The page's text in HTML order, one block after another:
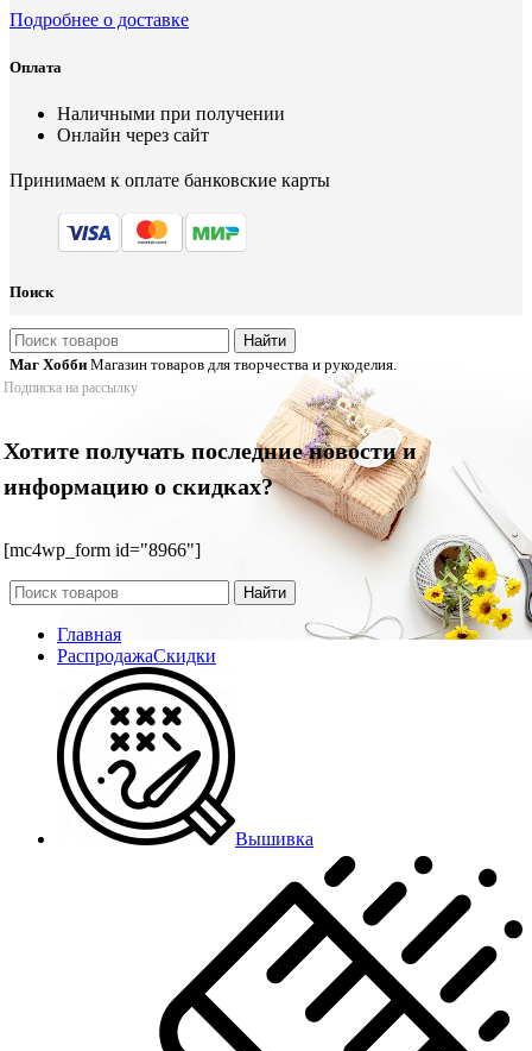
Подробнее о доставке
Оплата
Наличными при получении
Онлайн через сайт
Принимаем к оплате банковские карты
Поиск
Найти
Маг Хобби Магазин товаров для творчества и рукоделия.
Подписка на рассылку
Хотите получать последние новости и
информацию о скидках?
[mc4wp_form id="8966"]
Найти
Главная
РаспродажаСкидки
Вышивка